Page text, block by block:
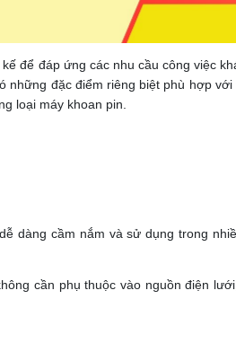
để đáp ứng các nhu cầu công việc
đặc điểm riêng biệt phù hợp
loại máy khoan pin.
dàng cầm nắm và sử dụng trong
cần phụ thuộc vào nguồn điện